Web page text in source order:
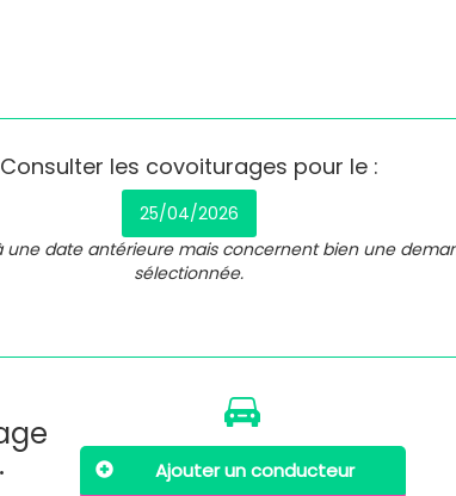
Consulter les covoiturages pour le :
25/04/2026
date antérieure mais concernent bien une
sélectionnée.
Ajouter un conducteur